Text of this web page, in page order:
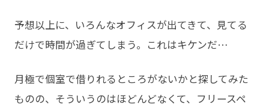
予想以上に、いろんなオフィスが出てきて、見てる
だけで時間が過ぎてしまう。これはキケンだ…
月極で個室で借りれるところがないかと探してみた
ものの、そういうのはほどんどなくて、フリースペ